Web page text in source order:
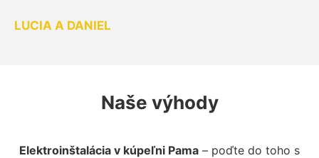
LUCIA A DANIEL
Naše výhody
Elektroinštalácia v kúpeľni Pama – poďte do toho s